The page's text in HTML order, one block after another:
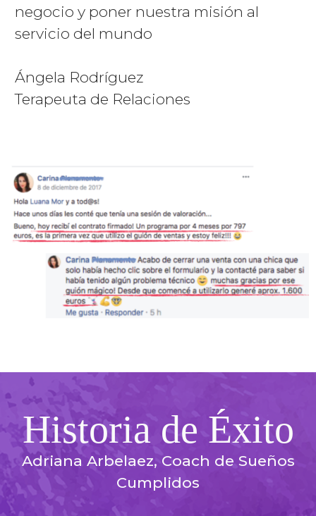
negocio y poner nuestra misión al
servicio del mundo
Ángela Rodríguez
Terapeuta de Relaciones
Historia de Éxito
Adriana Arbelaez, Coach de Sueños
Cumplidos